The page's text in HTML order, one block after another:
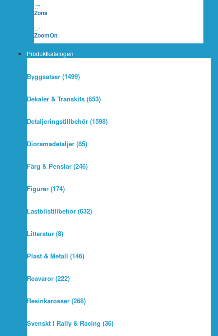
Zona
ZoomOn
Produktkatalogen
Byggsatser (1499)
Dekaler & Transkits (653)
Detaljeringstillbehör (1598)
Dioramadetaljer (85)
Färg & Penslar (246)
Figurer (174)
Lastbilstillbehör (632)
Litteratur (8)
Plast & Metall (146)
Reavaror (222)
Resinkarosser (268)
Svenskt I Rally & Racing (36)